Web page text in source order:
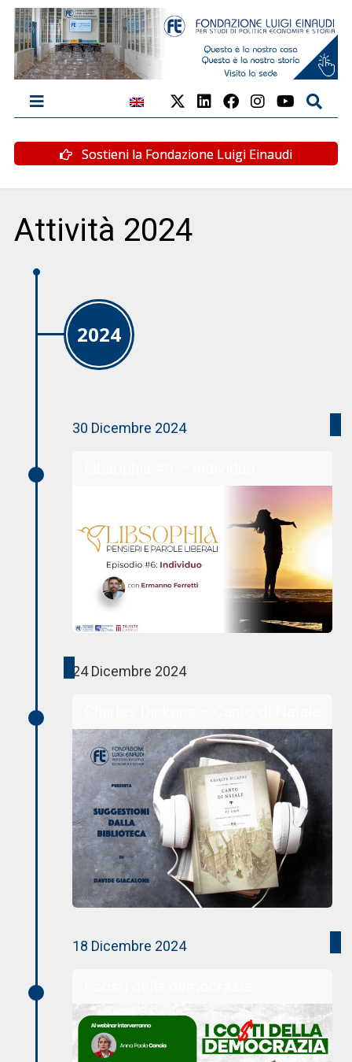
Sostieni la Fondazione Luigi Einaudi
Attività 2024
2024
30 Dicembre 2024
24 Dicembre 2024
18 Dicembre 2024